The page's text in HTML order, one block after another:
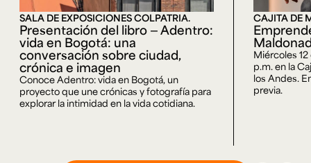
SALA DE EXPOSICIONES COLPATRIA.
Presentación del libro — Adentro:
vida en Bogotá: una
conversación sobre ciudad,
crónica e imagen
Conoce Adentro: vida en Bogotá, un
proyecto que une crónicas y fotografía para
explorar la intimidad en la vida cotidiana.
CAJITA DE
Miércoles
p.m. en la
los Andes.
previa.